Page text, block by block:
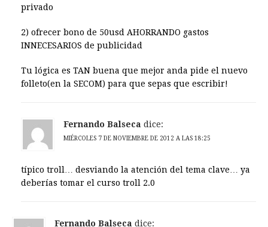
privado
2) ofrecer bono de 50usd AHORRANDO gastos
INNECESARIOS de publicidad
Tu lógica es TAN buena que mejor anda pide el nuevo
folleto(en la SECOM) para que sepas que escribir!
Fernando Balseca dice:
MIÉRCOLES 7 DE NOVIEMBRE DE 2012 A LAS 18:25
típico troll… desviando la atención del tema clave… ya
deberías tomar el curso troll 2.0
Fernando Balseca dice: